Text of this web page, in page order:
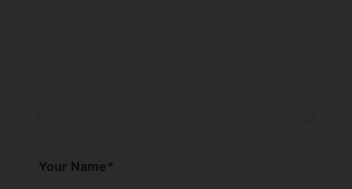
Your Name*